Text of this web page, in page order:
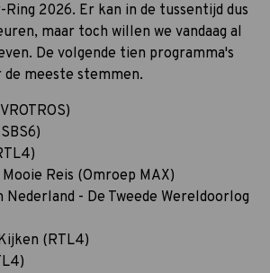
Ring 2026. Er kan in de tussentijd dus
maar toch willen we vandaag al
De volgende tien programma's
meeste stemmen.
Reis (Omroep MAX)
Nederland - De Tweede Wereldoorlog
(RTL4)